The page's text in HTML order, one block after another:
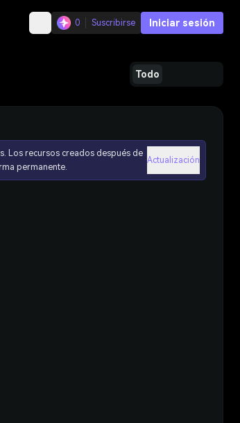
0 Suscribirse Iniciar sesión
Todo
Los recursos creados después de
permanente.
Actualización